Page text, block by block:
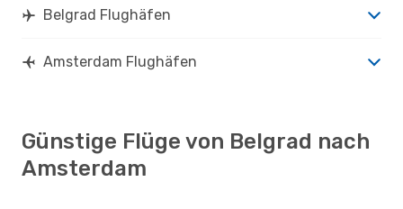
Belgrad Flughäfen
Amsterdam Flughäfen
Günstige Flüge von Belgrad nach
Amsterdam